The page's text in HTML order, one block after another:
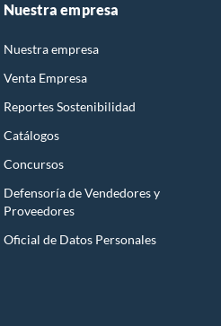
Nuestra empresa
Nuestra empresa
Venta Empresa
Reportes Sostenibilidad
Catálogos
Concursos
Defensoría de Vendedores y
Proveedores
Oficial de Datos Personales